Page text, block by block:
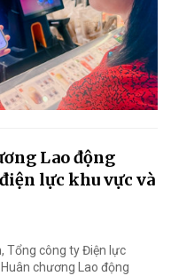
Lao động
lực khu vực và
Tổng công ty Điện lực
chương Lao động